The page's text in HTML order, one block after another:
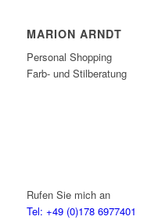
MARION ARNDT
Personal Shopping
Farb- und Stilberatung
Rufen Sie mich an
Tel: +49 (0)178 6977401